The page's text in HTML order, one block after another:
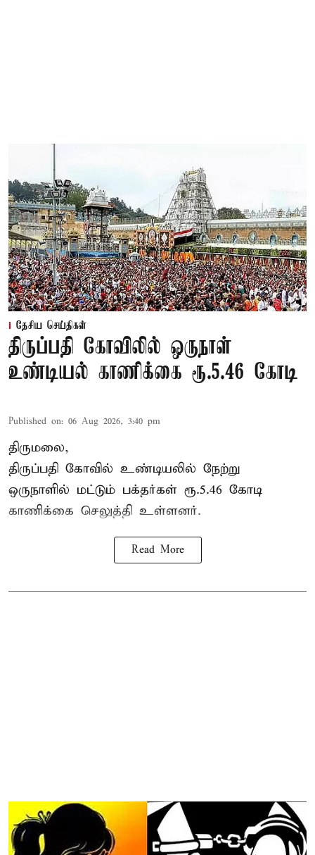
தேசிய செய்திகள்
திருப்பதி கோவிலில் ஒருநாள்
உண்டியல் காணிக்கை ரூ.5.46 கோடி
Published on: 06 Aug 2026, 3:40 pm
திருமலை,
திருப்பதி கோவில் உண்டியலில் நேற்று
ஒருநாளில் மட்டும் பக்தர்கள் ரூ.5.46 கோடி
காணிக்கை செலுத்தி உள்ளனர்.
Read More